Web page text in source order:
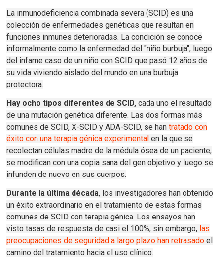
La inmunodeficiencia combinada severa (SCID) es una
colección de enfermedades genéticas que resultan en
funciones inmunes deterioradas. La condición se conoce
informalmente como la enfermedad del "niño burbuja", luego
del infame caso de un niño con SCID que pasó 12 años de
su vida viviendo aislado del mundo en una burbuja
protectora.
Hay ocho tipos diferentes de SCID, cada uno el resultado
de una mutación genética diferente. Las dos formas más
comunes de SCID, X-SCID y ADA-SCID, se hantratado con
éxito con una terapia génica experimental en la que se
recolectan células madre de la médula ósea de un paciente,
se modifican con una copia sana del gen objetivo y luego se
infunden de nuevo en sus cuerpos.
Durante la última década, los investigadores han obtenido
un éxito extraordinario en el tratamiento de estas formas
comunes de SCID con terapia génica. Los ensayos han
visto tasas de respuesta de casi el 100%, sin embargo, las
preocupaciones de seguridad a largo plazo han retrasado el
camino del tratamiento hacia el uso clínico.